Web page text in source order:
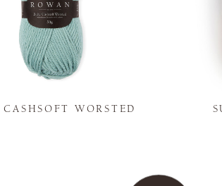
CASHSOFT WORSTED